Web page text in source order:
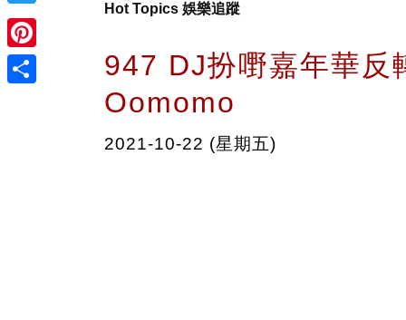
Twitter
Pinterest
Hot Topics 娛樂追蹤
947 DJ扮嘢嘉年華反
Oomomo
2021-10-22 (星期五)